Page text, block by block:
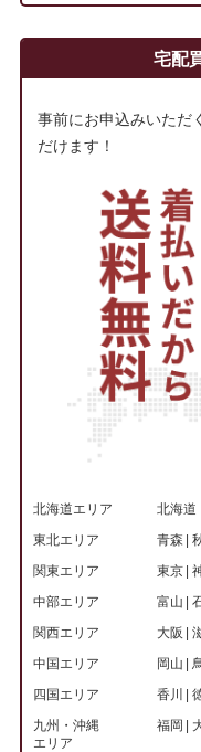
宅配
事前にお申込みいただ
だけます！
北海道エリア
北海道
東北エリア
青森
関東エリア
東京
中部エリア
富山
関西エリア
大阪
中国エリア
岡山
四国エリア
香川
九州・沖縄
エリア
福岡